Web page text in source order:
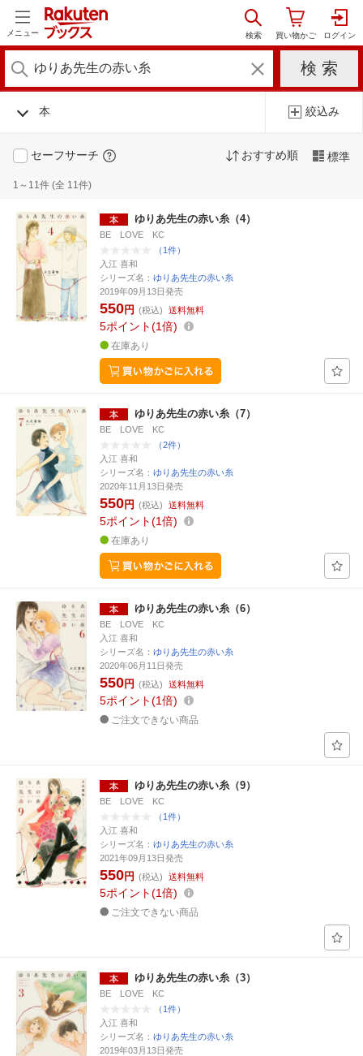
メニュー
本 絞込み
セーフサーチ おすすめ順 標準
1～11件 (全 11件)
ゆりあ先生の赤い糸（4）
BE LOVE KC
（1件）
入江 喜和
シリーズ名： ゆりあ先生の赤い糸
2019年09月13日発売
550円 (税込) 送料無料
5ポイント 1倍
在庫あり
ゆりあ先生の赤い糸（7）
BE LOVE KC
（2件）
入江 喜和
シリーズ名： ゆりあ先生の赤い糸
2020年11月13日発売
550円 (税込) 送料無料
5ポイント 1倍
在庫あり
ゆりあ先生の赤い糸（6）
BE LOVE KC
入江 喜和
シリーズ名： ゆりあ先生の赤い糸
2020年06月11日発売
550円 (税込) 送料無料
5ポイント 1倍
ご注文できない商品
ゆりあ先生の赤い糸（9）
BE LOVE KC
（1件）
入江 喜和
シリーズ名： ゆりあ先生の赤い糸
2021年09月13日発売
550円 (税込) 送料無料
5ポイント 1倍
ご注文できない商品
ゆりあ先生の赤い糸（3）
BE LOVE KC
（1件）
入江 喜和
シリーズ名： ゆりあ先生の赤い糸
2019年03月13日発売